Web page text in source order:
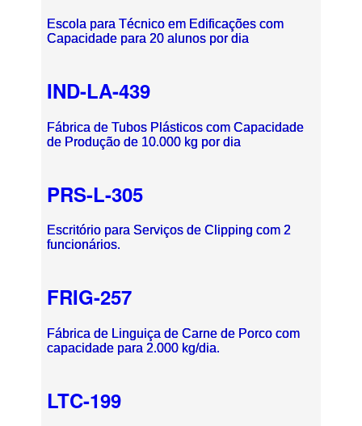
Escola para Técnico em Edificações com
Capacidade para 20 alunos por dia
IND-LA-439
Fábrica de Tubos Plásticos com Capacidade
de Produção de 10.000 kg por dia
PRS-L-305
Escritório para Serviços de Clipping com 2
funcionários.
FRIG-257
Fábrica de Linguiça de Carne de Porco com
capacidade para 2.000 kg/dia.
LTC-199